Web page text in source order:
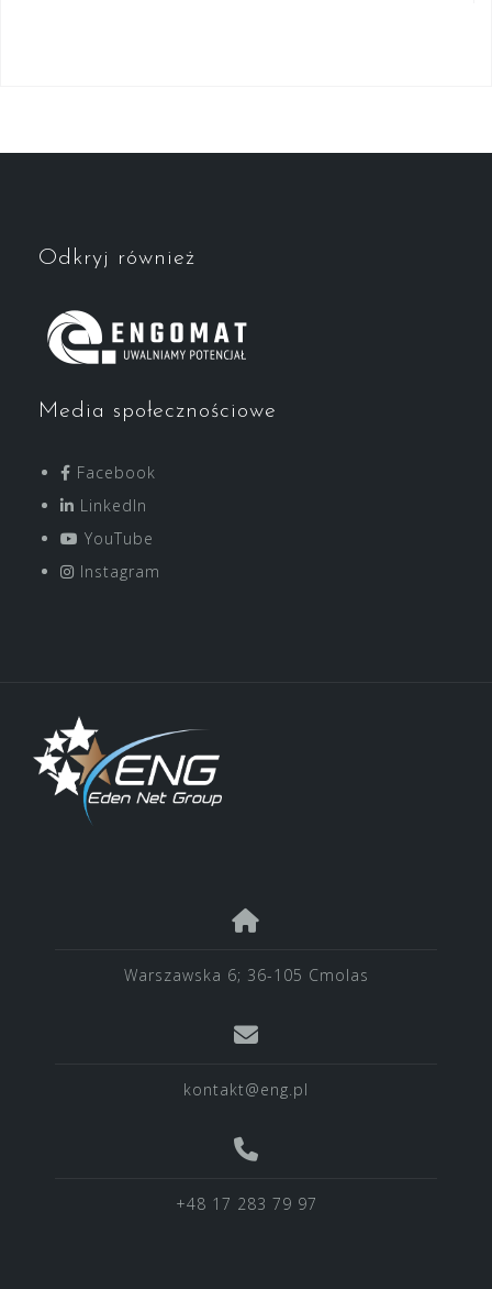
Odkryj również
Media społecznościowe
Facebook
LinkedIn
YouTube
Instagram
Warszawska 6; 36-105 Cmolas
kontakt@eng.pl
+48 17 283 79 97